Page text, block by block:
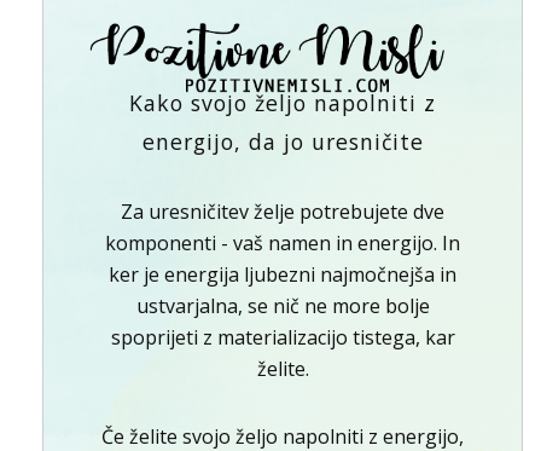
Kako svojo željo napolniti z
energijo, da jo uresničite
Za uresničitev želje potrebujete dve
komponenti - vaš namen in energijo. In
ker je energija ljubezni najmočnejša in
ustvarjalna, se nič ne more bolje
spoprijeti z materializacijo tistega, kar
želite.
Če želite svojo željo napolniti z energijo,